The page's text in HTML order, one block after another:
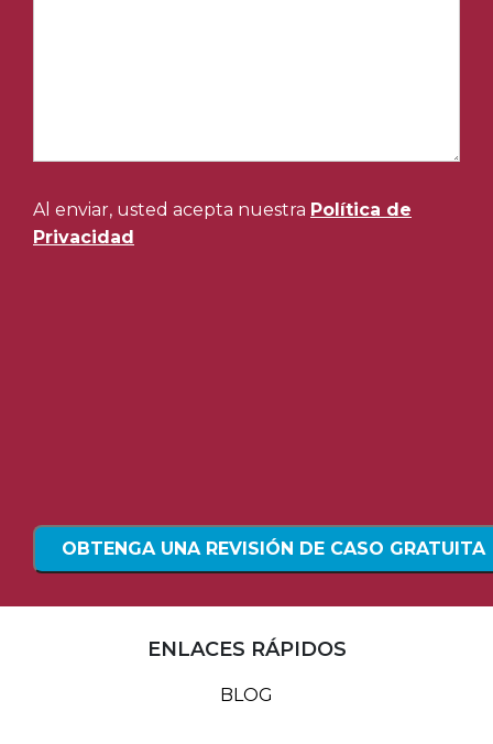
Al enviar, usted acepta nuestra Política de
Privacidad
ENLACES RÁPIDOS
BLOG